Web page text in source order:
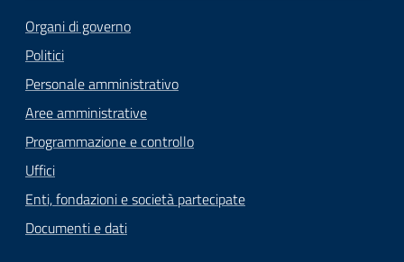
Organi di governo
Politici
Personale amministrativo
Aree amministrative
Programmazione e controllo
Uffici
Enti, fondazioni e società partecipate
Documenti e dati